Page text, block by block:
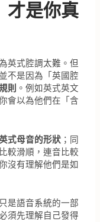
才是你真
英式腔調太難。但
不是因為「英國腔
則 。例如英式英文
會以為他們在「含
式母音的形狀 ；同
較滑順，連音比較
沒有理解他們是如
是語音系統的一部
須先理解自己發得